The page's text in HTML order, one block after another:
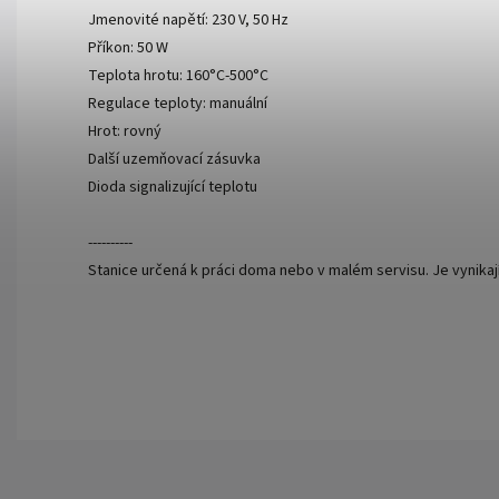
Jmenovité napětí: 230 V, 50 Hz
Příkon: 50 W
Teplota hrotu: 160°C-500°C
Regulace teploty: manuální
Hrot: rovný
Další uzemňovací zásuvka
Dioda signalizující teplotu
----------
Stanice určená k práci doma nebo v malém servisu. Je